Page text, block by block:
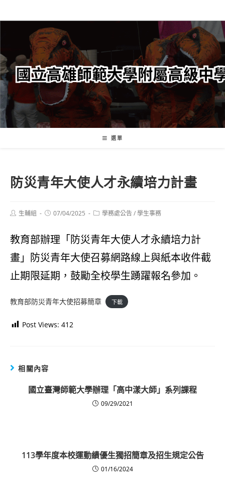
轉
要
內
容
選單
防災青年大使人才永續培力計畫
Post生輔組
Post07/04/2025
Post學務處公告/學生事務
教育部辦理「防災青年大使人才永續培力計
畫」防災青年大使召募網路線上與紙本收件截
止期限延期，鼓勵全校學生踴躍報名參加。
教育部防災青年大使招募簡章 下載
Post Views: 412
相關內容
國立臺灣師範大學辦理「高中漾大師」系列課程
09/29/2021
113學年度本校運動績優生獨招簡章及招生規定公告
01/16/2024